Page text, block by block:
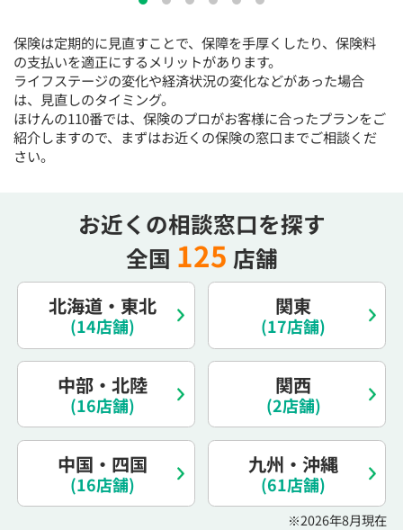
◯
16:00
◯
16:30
◯
◯
◯
16:00
◯
16:30
◯
◯
18:00
◯
16:00
◯
16:30
◯
17:30
◯
18:00
◯
16:00
◯
16:30
◯
17:30
◯
18:00
◯
16:00
◯
16:30
◯
17:30
18:00
◯
16:00
◯
16:30
◯
◯
18:00
◯
16:00
◯
16:30
18:00
○：予約可 ×：予約不可
：お電話にてお問い合わせください
電話で相談予約 （オンライン保険相談専用）
0120-987-110
平日 / 土日祝日 10:00〜17:00（通話無料）
※受付時間外にご予約をいただいた場合は、
保険は定期的に見直すことで、保障を手厚くしたり、保険料
の支払いを適正にするメリットがあります。
ライフステージの変化や経済状況の変化などがあった場合
は、見直しのタイミング。
ほけんの110番では、保険のプロがお客様に合ったプランをご
紹介しますので、まずはお近くの保険の窓口までご相談くだ
さい。
お近くの相談窓口を探す
全国 125 店舗
北海道・東北
(14店舗)
関東
(17店舗)
中部・北陸
(16店舗)
関西
(2店舗)
中国・四国
(16店舗)
九州・沖縄
(61店舗)
※2026年8月現在